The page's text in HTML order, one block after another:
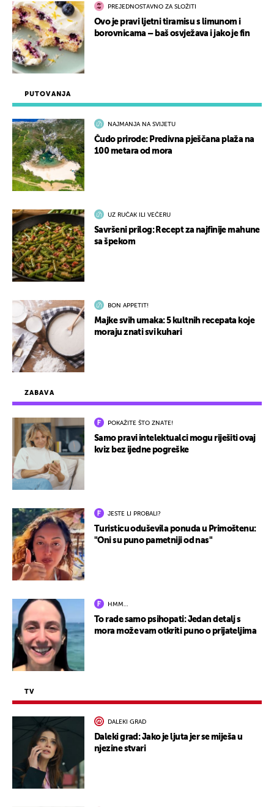
ZABAVA
POKAŽITE ŠTO ZNATE!
Samo pravi intelektualci mogu riješiti ovaj
kviz bez ijedne pogreške
JESTE LI PROBALI?
Turisticu oduševila ponuda u Primoštenu:
"Oni su puno pametniji od nas"
HMM…
To rade samo psihopati: Jedan detalj s
mora može vam otkriti puno o prijateljima
TV
DALEKI GRAD
Daleki grad: Jako je ljuta jer se miješa u
njezine stvari
PUTOVANJA
NAJMANJA NA SVIJETU
Čudo prirode: Predivna pješčana plaža na
100 metara od mora
UZ RUČAK ILI VEČERU
Savršeni prilog: Recept za najfinije mahune
sa špekom
BON APPETIT!
Majke svih umaka: 5 kultnih recepata koje
moraju znati svi kuhari
PREJEDNOSTAVNO ZA SLOŽITI
Ovo je pravi ljetni tiramisu s limunom i
borovnicama – baš osvježava i jako je fin